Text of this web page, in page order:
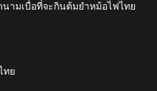
ามเบื่อที่จะกินต้มยำหม้อไฟไทย
ทย